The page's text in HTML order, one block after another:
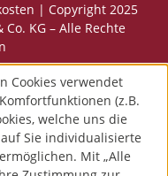
| Copyright 2025
KG – Alle Rechte
Cookies verwendet
(z.B.
welche uns die
Sie individualisierte
Mit „Alle